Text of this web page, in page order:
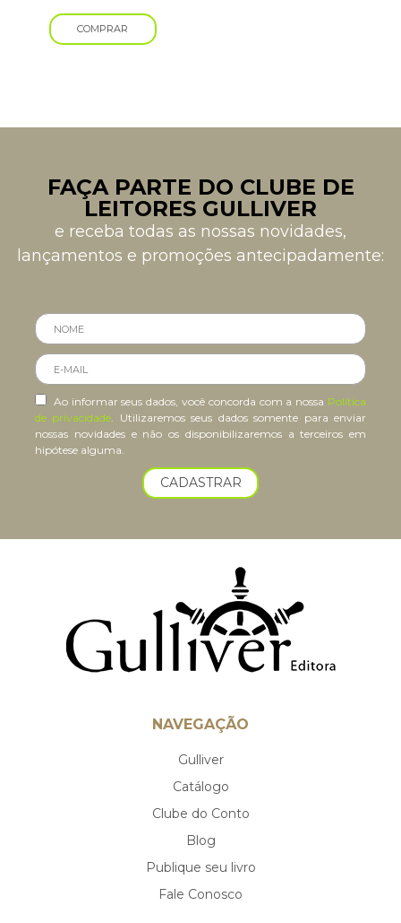
COMPRAR
FAÇA PARTE DO CLUBE DE
LEITORES GULLIVER
e receba todas as nossas novidades,
lançamentos e promoções antecipadamente:
Ao informar seus dados, você concorda com a nossa Política
de privacidade. Utilizaremos seus dados somente para enviar
nossas novidades e não os disponibilizaremos a terceiros em
hipótese alguma.
CADASTRAR
NAVEGAÇÃO
Gulliver
Catálogo
Clube do Conto
Blog
Publique seu livro
Fale Conosco